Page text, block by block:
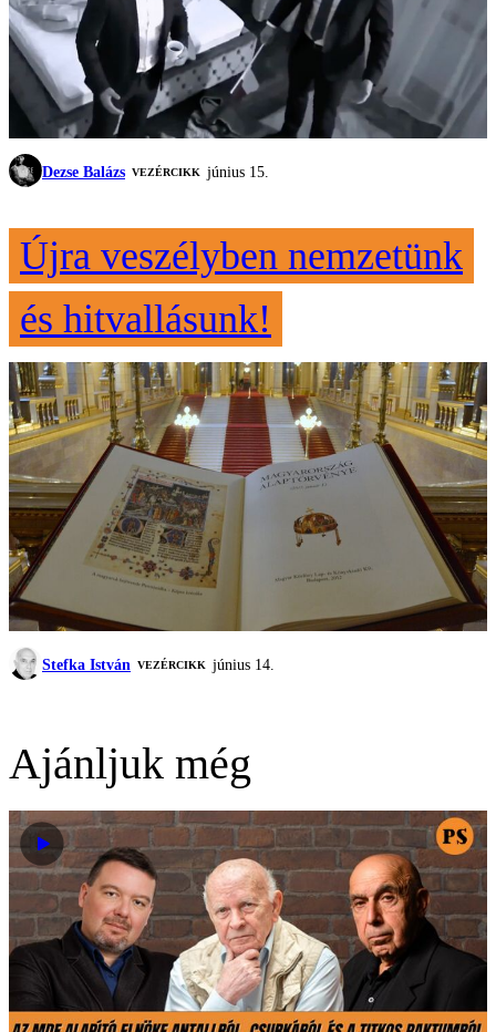
Dezse Balázs VEZÉRCIKK június 15.
Újra veszélyben nemzetünk
és hitvallásunk!
Stefka István VEZÉRCIKK június 14.
Ajánljuk még